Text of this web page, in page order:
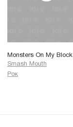
Monsters On My Block
Smash Mouth
Рок